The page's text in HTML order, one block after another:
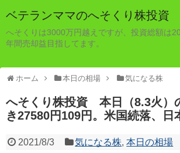
ベテランママのへそくり株投資
へそくりは3000万円越えですが、投資総額は
年間売却益目指してます。
ホーム 本日の相場 気になる株
へそくり株投資 本日（8.3火）
き27580円109円。米国続落、日
2021/8/3 気になる株,本日の相場